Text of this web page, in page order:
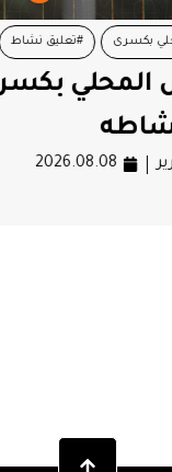
#تعليق نشاط
2026.08.08